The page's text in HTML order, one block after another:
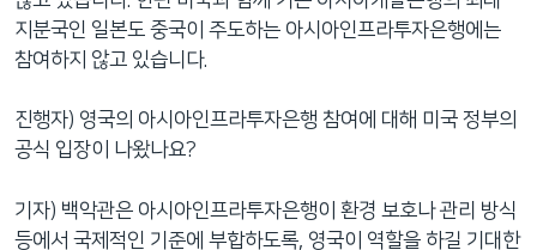
지분국인 일본도 중국이 주도하는 아시아인프라투자은행에는
참여하지 않고 있습니다.
진행자) 영국의 아시아인프라투자은행 참여에 대해 미국 정부의
공식 입장이 나왔나요?
기자) 백악관은 아시아인프라투자은행이 환경 보호나 관리 방식
등에서 국제적인 기준에 부합하도록, 영국이 역할을 하길 기대한